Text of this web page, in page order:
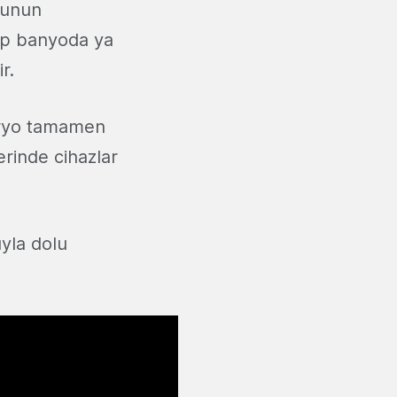
banyoda ya
tamamen
cihazlar
dolu